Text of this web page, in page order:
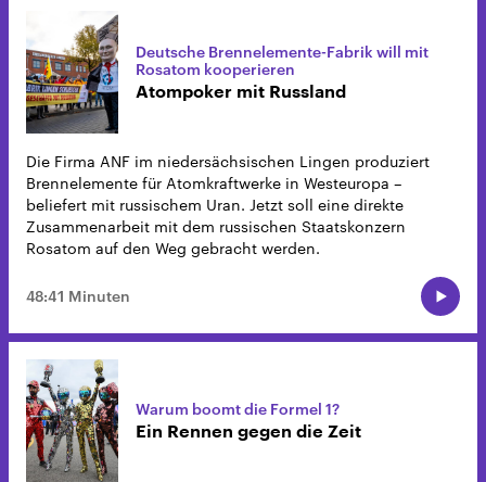
Deutsche Brennelemente-Fabrik will mit
Rosatom kooperieren
Atompoker mit Russland
Die Firma ANF im niedersächsischen Lingen produziert
Brennelemente für Atomkraftwerke in Westeuropa –
beliefert mit russischem Uran. Jetzt soll eine direkte
Zusammenarbeit mit dem russischen Staatskonzern
Rosatom auf den Weg gebracht werden.
48:41 Minuten
Warum boomt die Formel 1?
Ein Rennen gegen die Zeit